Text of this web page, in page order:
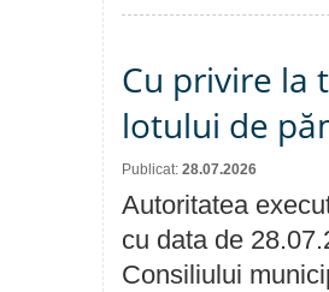
Cu privire la
lotului de
Publicat: 28.07.2026
Autoritatea
cu data de
Consiliului